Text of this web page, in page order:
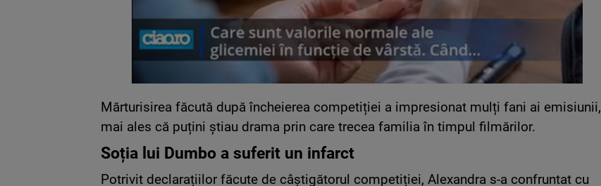
Mărturisirea făcută după încheierea competiției a impresionat mulți fani ai emisiunii,
mai ales că puțini știau drama prin care trecea familia în timpul filmărilor.
Soția lui Dumbo a suferit un infarct
Potrivit declarațiilor făcute de câștigătorul competiției, Alexandra s-a confruntat cu